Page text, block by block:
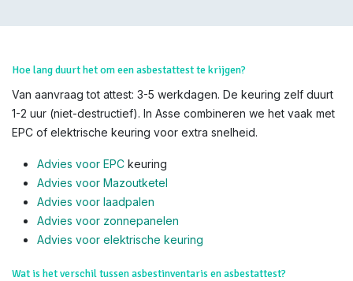
Hoe lang duurt het om een asbestattest te krijgen?
Van aanvraag tot attest: 3-5 werkdagen. De keuring zelf duurt
1-2 uur (niet-destructief). In Asse combineren we het vaak met
EPC of elektrische keuring voor extra snelheid.
Advies voor EPC keuring
Advies voor Mazoutketel
Advies voor laadpalen
Advies voor zonnepanelen
Advies voor elektrische keuring
Wat is het verschil tussen asbestinventaris en asbestattest?